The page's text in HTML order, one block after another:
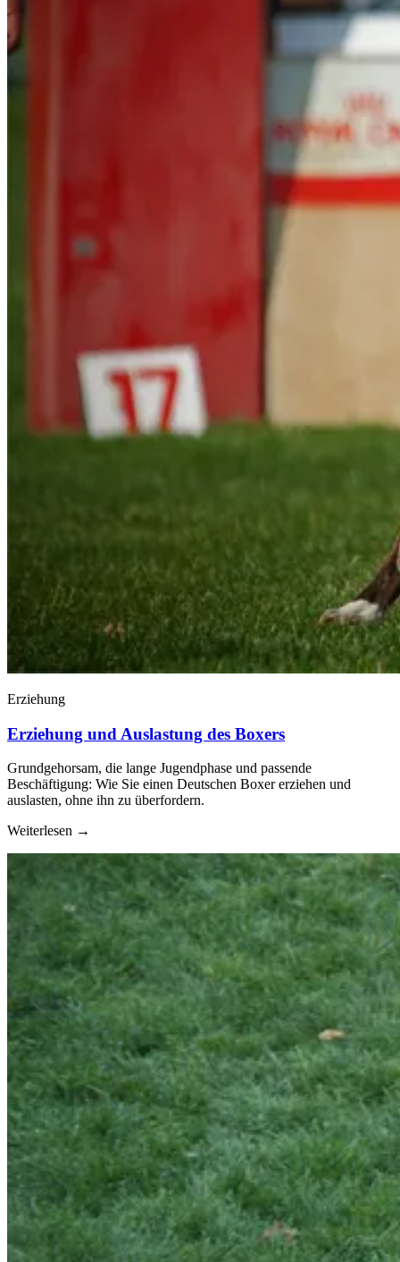
Erziehung
Erziehung und Auslastung des Boxers
Grundgehorsam, die lange Jugendphase und passende
Beschäftigung: Wie Sie einen Deutschen Boxer erziehen und
auslasten, ohne ihn zu überfordern.
Weiterlesen →